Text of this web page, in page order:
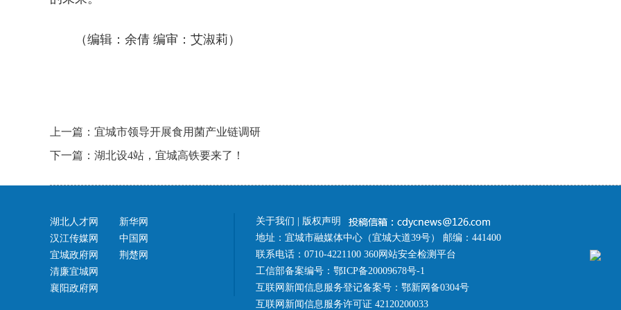
（编辑：余倩 编审：艾淑莉）
上一篇：宜城市领导开展食用菌产业链调研
下一篇：湖北设4站，宜城高铁要来了！
湖北人才网
汉江传媒网
宜城政府网
清廉宜城网
襄阳政府网
新华网
中国网
荆楚网
关于我们
版权声明
地址：宜城市融媒体中心（宜城大道39号） 邮编：441400
联系电话：0710-4221100 360网站安全检测平台
工信部备案编号： 鄂ICP备20009678号-1
互联网新闻信息服务登记备案号：鄂新网备0304号
互联网新闻信息服务许可证 42120200033